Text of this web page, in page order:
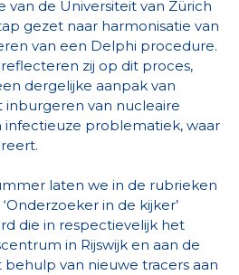
van de Universiteit van Zürich
gezet naar harmonisatie van
van een Delphi procedure.
zij op dit proces,
dergelijke aanpak van
van nucleaire
problematiek, waar
laten we in de rubrieken
in de kijker’
die in respectievelijk het
in Rijswijk en aan de
van nieuwe tracers aan